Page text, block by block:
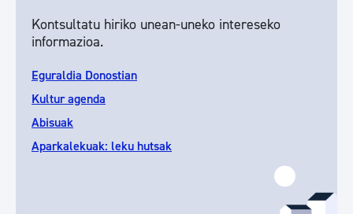
Kontsultatu hiriko unean-uneko intereseko
informazioa.
Eguraldia Donostian
Kultur agenda
Abisuak
Aparkalekuak: leku hutsak